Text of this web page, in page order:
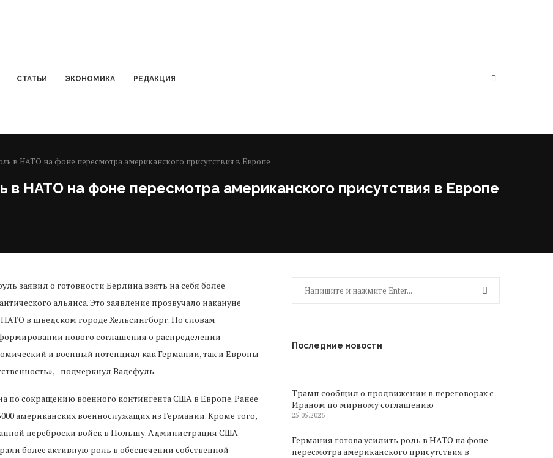
СТАТЬИ ЭКОНОМИКА РЕДАКЦИЯ
в НАТО на фоне пересмотра американского присутствия в Европе
в НАТО на фоне пересмотра американского присутствия в Европе
заявил о готовности Берлина взять на себя более
альянса. Это заявление прозвучало накануне
в шведском городе Хельсингборг. По словам
нового соглашения о распределении
и военный потенциал как Германии, так и Европы
- подчеркнул Вадефуль.
по сокращению военного контингента США в Европе. Ранее
американских военнослужащих из Германии. Кроме того,
переброски войск в Польшу. Администрация США
более активную роль в обеспечении собственной
Последние новости
Трамп сообщил о продвижении в переговорах с
Ираном по мирному соглашению
25.05.2026
Германия готова усилить роль в НАТО на фоне
пересмотра американского присутствия в